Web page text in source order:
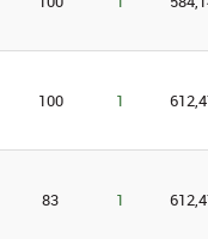
100 1
83 1